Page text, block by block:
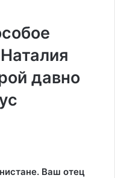
давно
Ваш отец